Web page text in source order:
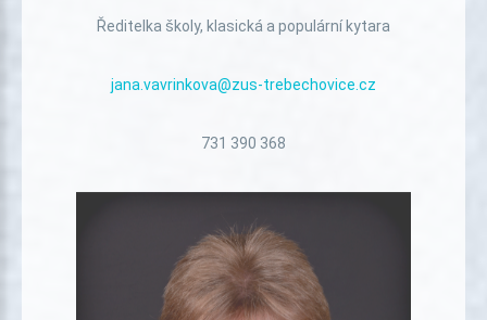
Ředitelka školy, klasická a populární kytara
jana.vavrinkova@zus-trebechovice.cz
731 390 368